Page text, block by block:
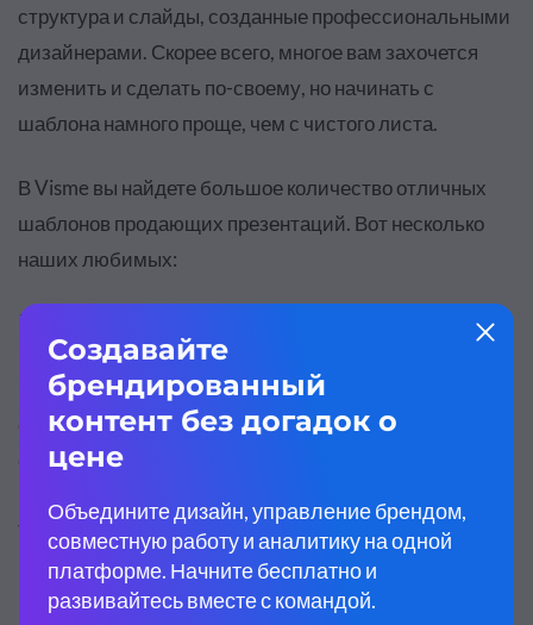
структура и слайды, созданные профессиональными
дизайнерами. Скорее всего, многое вам захочется
изменить и сделать по-своему, но начинать с
шаблона намного проще, чем с чистого листа.
В Visme вы найдете большое количество отличных
шаблонов продающих презентаций. Вот несколько
наших любимых:
1. Креативная продающая презентация
В этом шаблоне продающей презентации 16 слайдов,
оформленных в одинаковом стиле. Выберите
слайды, которые лучше всего подойдут для вашей
Такой шаблон отлично подойдет для презентации
цифрового продукта или услуги.